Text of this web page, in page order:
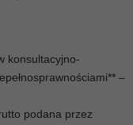
konsultacyjno-
–
podana przez